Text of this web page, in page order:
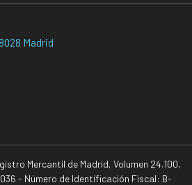
Madrid
Mercantil de Madrid, Volumen 24.100,
- Número de Identificación Fiscal: B-